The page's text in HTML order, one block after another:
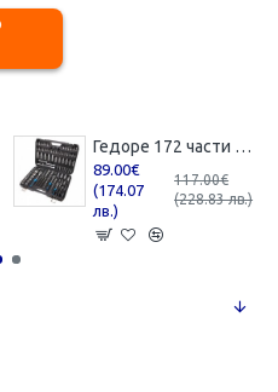
Гедоре 172 части FORSAGE
89.00€
(174.07
лв.)
117.00€
(228.83 лв.)